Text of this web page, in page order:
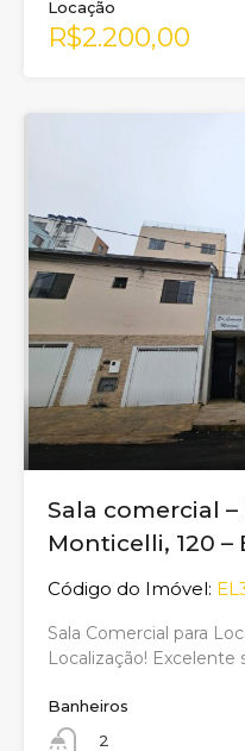
Locação
R$2.200,00
Sala comercial
Monticelli, 120
Código do Imóvel:
Sala Comercial para
Localização! Excelente
Banheiros
2